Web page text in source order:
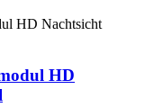
HD